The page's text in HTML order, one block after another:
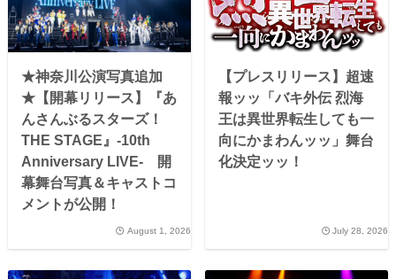
★神奈川公演写真追加
★【開幕リリース】『あ
んさんぶるスターズ！
THE STAGE』-10th
Anniversary LIVE- 開
幕舞台写真＆キャストコ
メントが公開！
August 1, 2026
【プレスリリース】超速
報ッッ「バキ外伝 烈海
王は異世界転生しても一
向にかまわんッッ」舞台
化決定ッッ！
July 28, 2026